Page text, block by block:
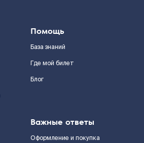
Помощь
База знаний
Где мой билет
Блог
Важные ответы
Оформление и покупка